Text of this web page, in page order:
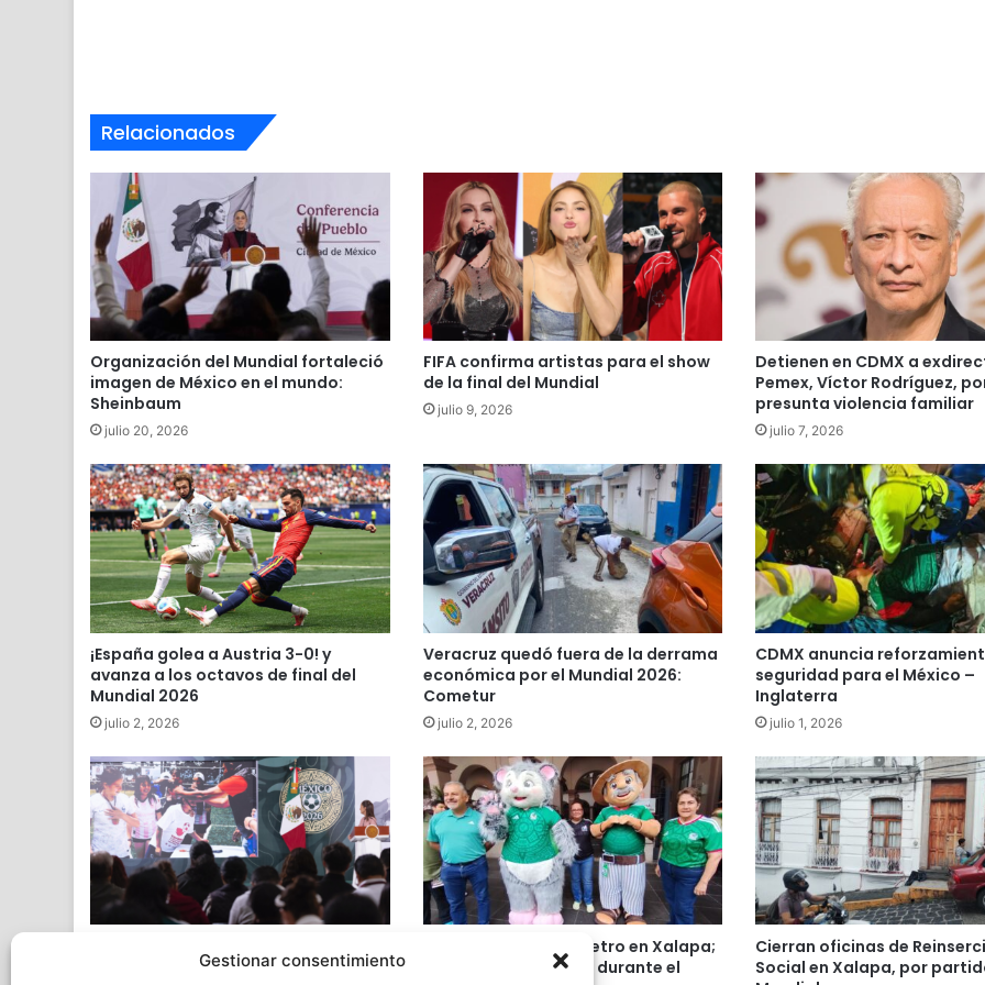
Gestionar consentimiento
Relacionados
Organización del Mundial fortaleció
imagen de México en el mundo:
Sheinbaum
julio 20, 2026
FIFA confirma artistas para el show
de la final del Mundial
julio 9, 2026
Detienen en CDMX a
Pemex, Víctor Rodríguez,
presunta violencia familiar
julio 7, 2026
¡España golea a Austria 3-0! y
avanza a los octavos de final del
Mundial 2026
julio 2, 2026
Veracruz quedó fuera de la derrama
económica por el Mundial 2026:
Cometur
julio 2, 2026
CDMX anuncia
seguridad para el México –
Inglaterra
julio 1, 2026
boletos para la fiesta futbolera
Reactivan alcoholímetro en Xalapa;
reforzarán vigilancia durante el
Cierran oficinas de
Social en Xalapa, por